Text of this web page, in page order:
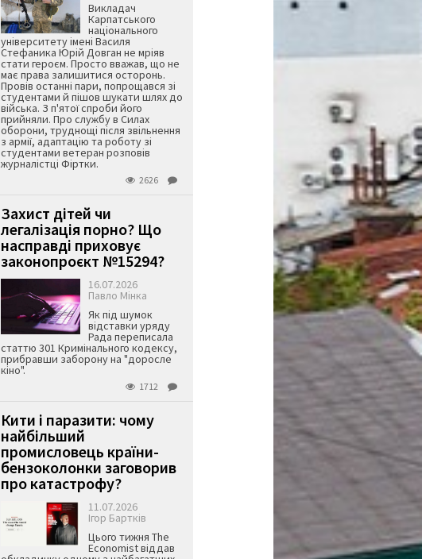
Викладач
Карпатського
національного
університету імені Василя
Стефаника Юрій Довган не мріяв
стати героєм. Просто вважав, що не
має права залишитися осторонь.
Провів останні пари, попрощався зі
студентами й пішов шукати шлях до
війська. З п'ятої спроби його
прийняли. Про службу в Силах
оборони, труднощі після звільнення
з армії, адаптацію та роботу зі
студентами ветеран розповів
журналістці Фіртки.
2626
Захист дітей чи
легалізація порно? Що
насправді приховує
законопроєкт №15294?
16.07.2026
Павло Мінка
Як під шумок
відставки уряду
Рада переписала
статтю 301 Кримінального кодексу,
прибравши заборону на "доросле
кіно".
1712
Кити і паразити: чому
найбільший
промисловець країни-
бензоколонки заговорив
про катастрофу?
11.07.2026
Ігор Бартків
Цього тижня The
Economist віддав